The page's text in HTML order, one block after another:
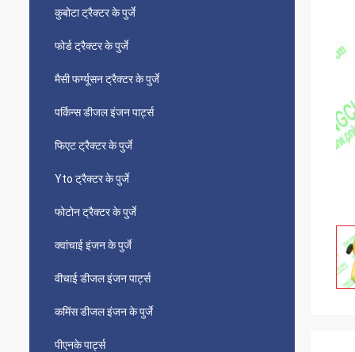
कुबोटा ट्रैक्टर के पुर्जे
फोर्ड ट्रैक्टर के पुर्जे
मैसी फर्ग्यूसन ट्रैक्टर के पुर्जे
पर्किन्स डीजल इंजन पार्ट्स
फिएट ट्रैक्टर के पुर्जे
Yto ट्रैक्टर के पुर्जे
फोटोन ट्रैक्टर के पुर्जे
क्वांचाई इंजन के पुर्जे
वीचाई डीजल इंजन पार्ट्स
कमिंस डीजल इंजन के पुर्जे
पीएनके पार्ट्स